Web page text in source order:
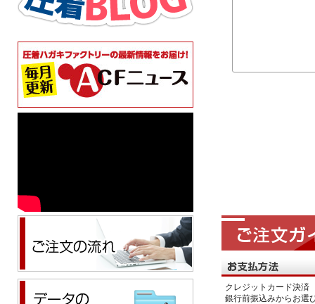
クレジットカード決
銀行前振込みからお選